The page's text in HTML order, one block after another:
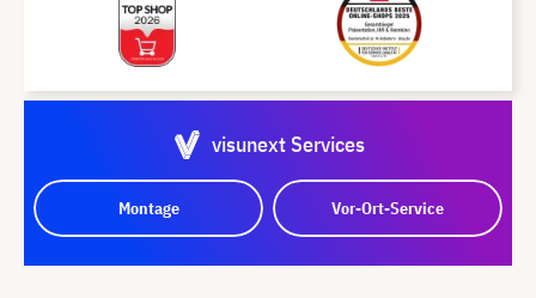
visunext Services
Montage Vor-Ort-Service